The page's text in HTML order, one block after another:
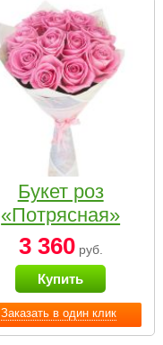
Заказать в один клик
Букет роз
«Потрясная»
3 360руб.
Купить